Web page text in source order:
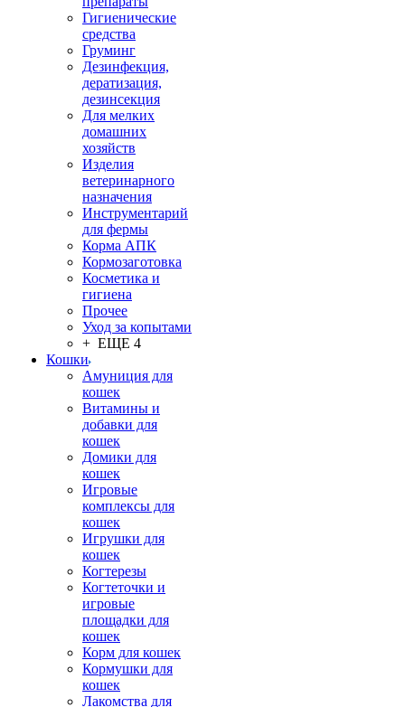
Гигиенические
средства
Груминг
Дезинфекция,
дератизация,
дезинсекция
Для мелких
домашних
хозяйств
Изделия
ветеринарного
назначения
Инструментарий
для фермы
Корма АПК
Кормозаготовка
Косметика и
гигиена
Прочее
Уход за копытами
+ ЕЩЕ 4
Кошки
Амуниция для
кошек
Витамины и
добавки для
кошек
Домики для
кошек
Игровые
комплексы для
кошек
Игрушки для
кошек
Когтерезы
Когтеточки и
игровые
площадки для
кошек
Корм для кошек
Кормушки для
кошек
Лакомства для